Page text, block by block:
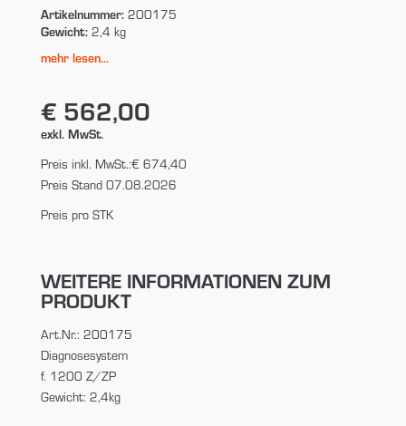
Artikelnummer:200175
Gewicht:2,4 kg
mehr lesen...
€ 562,00
exkl. MwSt.
Preis inkl. MwSt.:€ 674,40
Preis Stand 07.08.2026
Preis pro STK
WEITERE INFORMATIONEN ZUM
PRODUKT
Art.Nr.: 200175
Diagnosesystem
f. 1200 Z/ZP
Gewicht: 2,4kg